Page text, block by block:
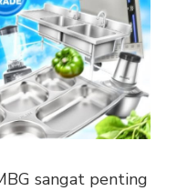
sangat penting